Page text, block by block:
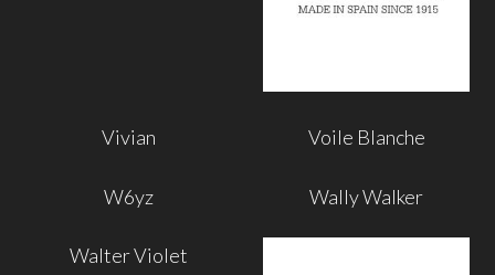
Vivian Voile Blanche
W6yz Wally Walker
Walter Violet